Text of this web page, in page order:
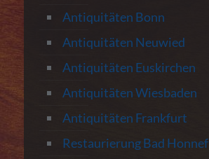
Antiquitäten Bonn
Antiquitäten Neuwied
Antiquitäten Euskirchen
Antiquitäten Wiesbaden
Antiquitäten Frankfurt
Restaurierung Bad Honnef